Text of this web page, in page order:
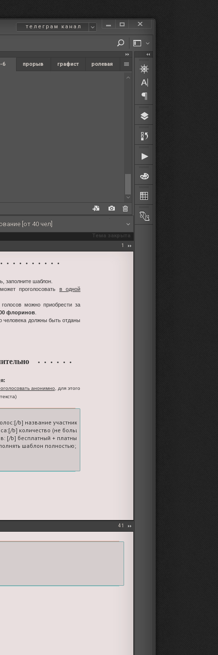
телеграм канал
6 прорыв графист ролевая
[от 40 чел]
Тема закрыта
1
• • • • • • • • •
заполните шаблон.
проголосовать в одной
можно приобрести за
флоринов.
человека должны быть отданы
• • • • • •
анонимно, для этого
b] название участника-ролевой
b] количество (не больше пяти; на вашем счете должно быть
[/b] бесплатный + платные
шаблон полностью; если платных голосов нет, ставьте 0
41